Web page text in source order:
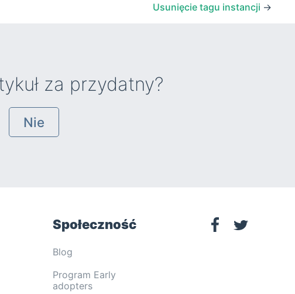
Usunięcie tagu instancji →
za przydatny?
Nie
Społeczność
Blog
Program Early
adopters